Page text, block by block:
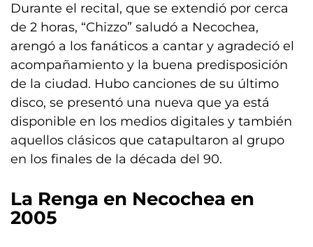
Durante el recital, que se extendió por cerca
de 2 horas, “Chizzo” saludó a Necochea,
arengó a los fanáticos a cantar y agradeció el
acompañamiento y la buena predisposición
de la ciudad. Hubo canciones de su último
disco, se presentó una nueva que ya está
disponible en los medios digitales y también
aquellos clásicos que catapultaron al grupo
en los finales de la década del 90.
La Renga en Necochea en
2005